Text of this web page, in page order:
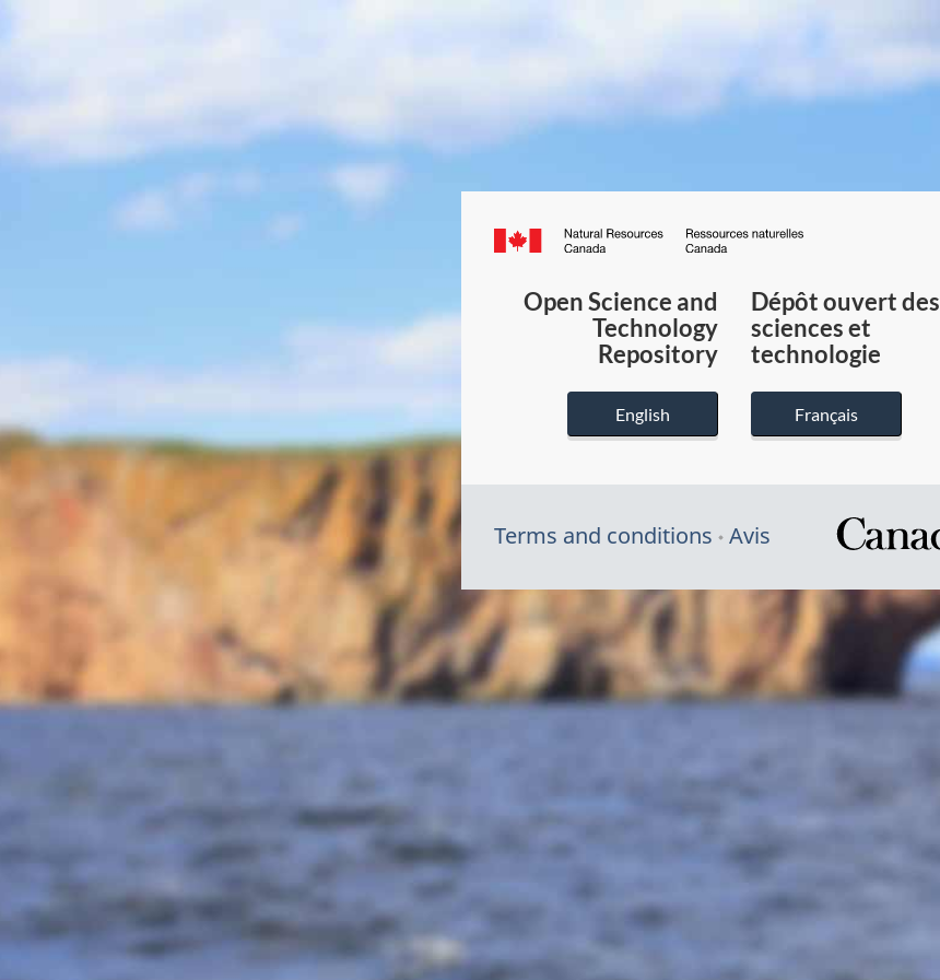
Canada.ca
du
Canada
Open Science and
Technology
Repository
English
Dépôt ouvert des
sciences et
technologie
Français
Terms and conditions Avis